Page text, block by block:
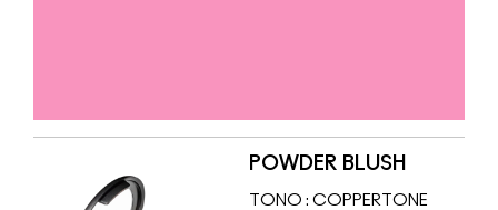
POWDER BLUSH
TONO : COPPERTONE